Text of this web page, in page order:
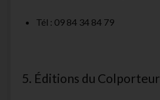
Tél : 09 84 34 84 79
5. Éditions du Colporteur